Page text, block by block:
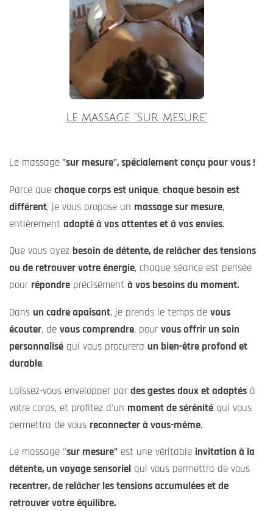
Le massage "Sur mesure"
Le massage"sur mesure", spécialement conçu pour vous !
Parce que chaque corps est unique, chaque besoin est
différent, je vous propose un massage sur mesure,
entièrement adapté à vos attentes et à vos envies.
Que vous ayez besoin de détente, de relâcher des tensions
ou de retrouver votre énergie, chaque séance est pensée
pour répondre précisément à vos besoins du moment.
Dans un cadre apaisant, je prends le temps de vous
écouter, de vous comprendre, pour vous offrir un soin
personnalisé qui vous procurera un bien-être profond et
durable.
Laissez-vous envelopper par des gestes doux et adaptés à
votre corps, et profitez d'un moment de sérénité qui vous
permettra de vous reconnecter à vous-même.
Le massage "sur mesure" est une véritable invitation à la
détente, un voyage sensoriel qui vous permettra de vous
recentrer, de relâcher les tensions accumulées et de
retrouver votre équilibre.